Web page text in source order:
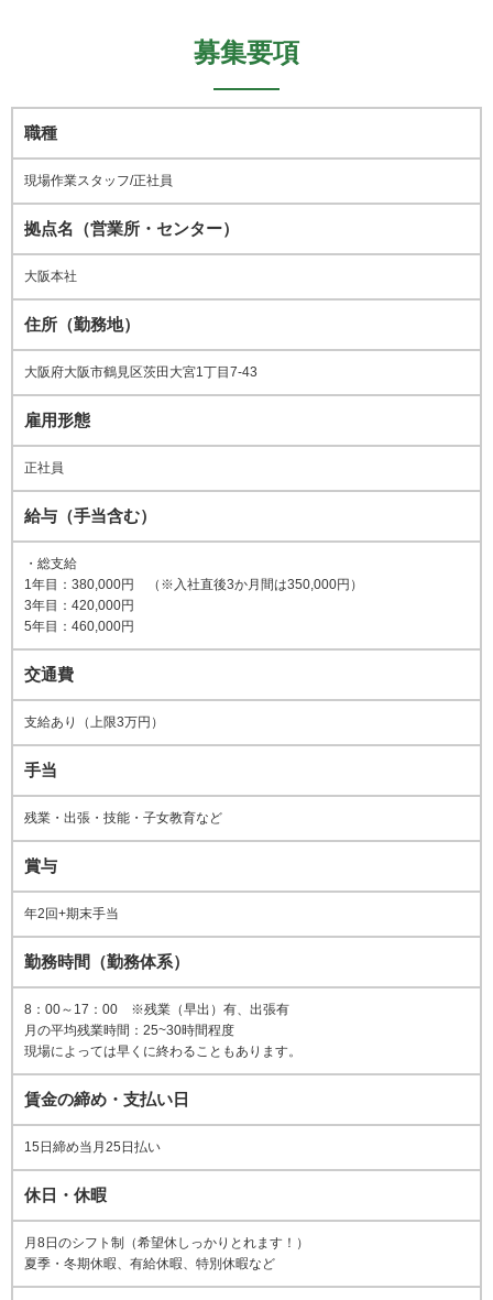
募集要項
職種
現場作業スタッフ/正社員
拠点名（営業所・センター）
大阪本社
住所（勤務地）
大阪府大阪市鶴見区茨田大宮1丁目7-43
雇用形態
正社員
給与（手当含む）
・総支給
1年目：380,000円 （※入社直後3か月間は350,000円）
3年目：420,000円
5年目：460,000円
交通費
支給あり（上限3万円）
手当
残業・出張・技能・子女教育など
賞与
年2回+期末手当
勤務時間（勤務体系）
8：00～17：00 ※残業（早出）有、出張有
月の平均残業時間：25~30時間程度
現場によっては早くに終わることもあります。
賃金の締め・支払い日
15日締め当月25日払い
休日・休暇
月8日のシフト制（希望休しっかりとれます！）
夏季・冬期休暇、有給休暇、特別休暇など